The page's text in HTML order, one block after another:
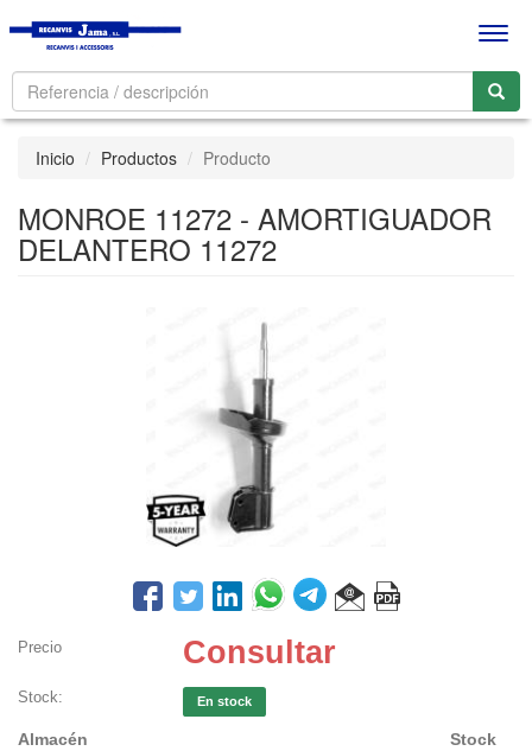
Inicio Productos Producto
MONROE 11272 - AMORTIGUADOR
DELANTERO 11272
Precio Consultar
Stock: En stock
Almacén Stock